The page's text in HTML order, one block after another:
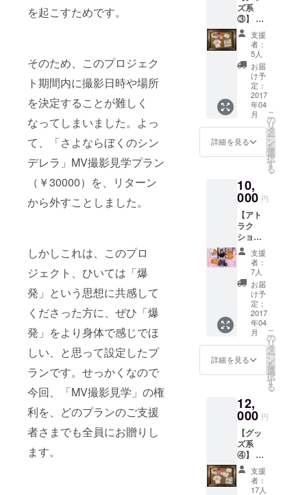
を起こすためです。
そのため、このプロジェク
ト期間内に撮影日時や場所
を決定することが難しく
なってしまいました。よっ
て、「さよならぼくのシン
デレラ」MV撮影見学プラン
（￥30000）を、リターン
から外すことしました。
しかしこれは、このプロ
ジェクト、ひいては「爆
発」という思想に共感して
くださった方に、ぜひ「爆
発」をより身体で感じでほ
しい、と思って設定したプ
ランです。せっかくなので
今回、「MV撮影見学」の権
利を、どのプランのご支援
者さまでも全員にお贈りし
ます。
10.12(Wed)
、ファース
トミニアル
バム「さよ
なら、ユー
スフォビ
ア」をLOW
HIGH WHO?
PRODUCTI
ONより全国
その後、デ
ビュー3ヶ月
でワンマン
ライブを
ソールドア
ウト、冬の
BAYCAMP20
Awesome
City
Club,Creepy
Nuts (R-指定
永),Wienners
,etc)、
WOOLY
SUMMIT(w/
大森靖
子,DAOKO,S
ズ系
③】 ・
お礼の
お手紙
・春ね
むりス
テッ
カー（3
枚セッ
ト） ・
MVにお
名前を
クレ
ジット
記載 ・
IRE限
定‼︎さよ
ならぼ
くのシ
ンデレ
ラTシャ
ツ
（バッ
クスタ
イルは
春ねむ
りが手
書きで
支援者
様のお
名前を
記名し
す）
支援
者：
5人
お届
け予
定：
2017
年04
月
詳細を見る
こ
の
リ
タ
ー
ン
を
選
択
す
る
10,
000 円
【アト
ラク
ション
系
①-1】
春ねむ
りを囲
むお花
見‼︎ 春
ねむり
特製か
らあげ
付き♡
場所 :
東京
代々木
程 : 4月
2日
（日）
12時〜
18時 雨
天決行
※別途ご
自身の
飲食代
支援
者：
7人
お届
け予
定：
2017
年04
月
詳細を見る
こ
の
リ
タ
ー
ン
を
選
択
す
る
12,
000 円
【グッ
ズ系
④】 ・
お礼の
お手紙
・春ね
支援
者：
17人